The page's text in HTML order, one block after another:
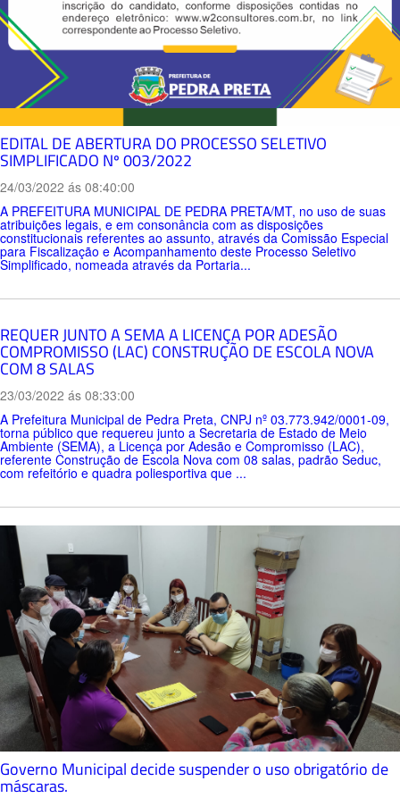
EDITAL DE ABERTURA DO PROCESSO SELETIVO
SIMPLIFICADO Nº 003/2022
24/03/2022 ás 08:40:00
A PREFEITURA MUNICIPAL DE PEDRA PRETA/MT, no uso de suas
atribuições legais, e em consonância com as disposições
constitucionais referentes ao assunto, através da Comissão Especial
para Fiscalização e Acompanhamento deste Processo Seletivo
Simplificado, nomeada através da Portaria...
REQUER JUNTO A SEMA A LICENÇA POR ADESÃO
COMPROMISSO (LAC) CONSTRUÇÃO DE ESCOLA NOVA
COM 8 SALAS
23/03/2022 ás 08:33:00
A Prefeitura Municipal de Pedra Preta, CNPJ nº 03.773.942/0001-09,
torna público que requereu junto a Secretaria de Estado de Meio
Ambiente (SEMA), a Licença por Adesão e Compromisso (LAC),
referente Construção de Escola Nova com 08 salas, padrão Seduc,
com refeitório e quadra poliesportiva que ...
Governo Municipal decide suspender o uso obrigatório de
máscaras.